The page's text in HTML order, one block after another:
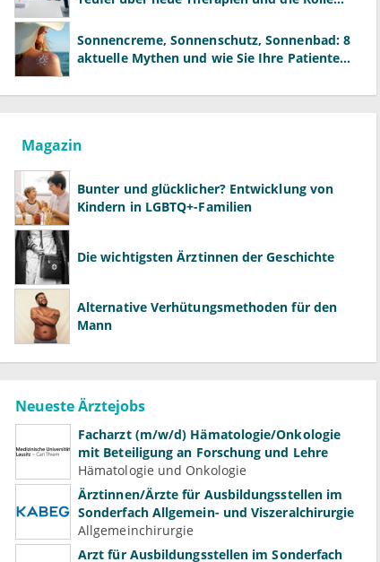
Sonnencreme, Sonnenschutz, Sonnenbad: 8
aktuelle Mythen und wie Sie Ihre Patienten
Magazin
Bunter und glücklicher? Entwicklung von
Kindern in LGBTQ+-Familien
Die wichtigsten Ärztinnen der Geschichte
Alternative Verhütungsmethoden für den
Mann
Neueste Ärztejobs
Facharzt (m/w/d) Hämatologie/Onkologie
mit Beteiligung an Forschung und Lehre
Hämatologie und Onkologie
Ärztinnen/Ärzte für Ausbildungsstellen im
Sonderfach Allgemein- und Viszeralchirurgie
Allgemeinchirurgie
Arzt für Ausbildungsstellen im Sonderfach